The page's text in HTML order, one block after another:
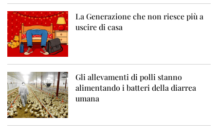
La Generazione che non riesce più a
uscire di casa
Gli allevamenti di polli stanno
alimentando i batteri della diarrea
umana